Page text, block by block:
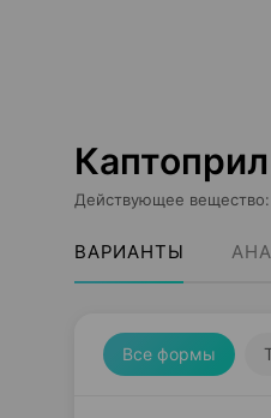
Действующее вещество:
ВАРИАНТЫ
Все формы